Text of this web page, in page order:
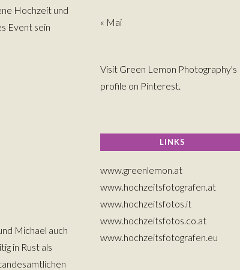
Hochzeit und
Event sein
Michael auch
in Rust als
« Mai
Visit Green Lemon Photography's
profile on Pinterest.
LINKS
www.greenlemon.at
www.hochzeitsfotografen.at
www.hochzeitsfotos.it
www.hochzeitsfotos.co.at
www.hochzeitsfotografen.eu